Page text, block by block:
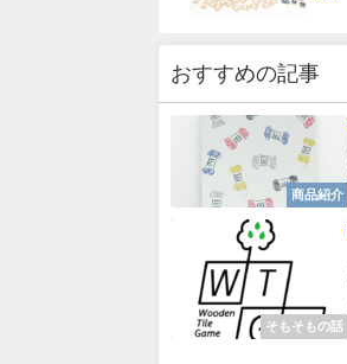
おすすめの記事
商品紹介
そもそもの話